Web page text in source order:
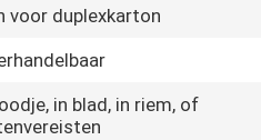
voor duplexkarton
in blad, in riem, of